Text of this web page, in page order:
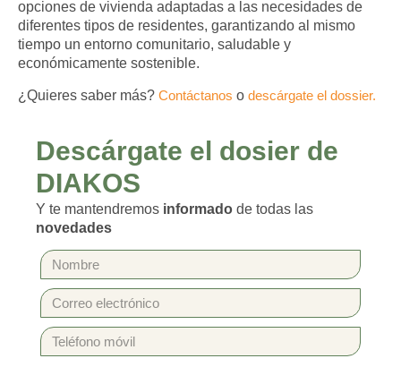
opciones de vivienda adaptadas a las necesidades de
diferentes tipos de residentes, garantizando al mismo
tiempo un entorno comunitario, saludable y
económicamente sostenible.
¿Quieres saber más? Contáctanos o descárgate el dossier.
Descárgate el dosier de
DIAKOS
Y te mantendremos informado de todas las
novedades